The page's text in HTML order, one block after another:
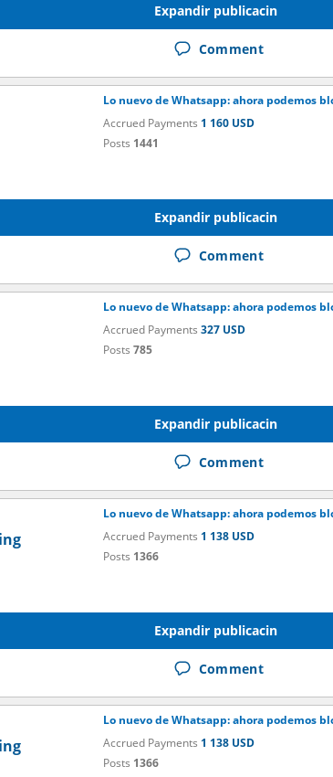
Expandir publicacin
Comment
Lo nuevo de Whatsapp: ahora podemos
Accrued Payments 1 160 USD
Posts 1441
Expandir publicacin
Comment
Lo nuevo de Whatsapp: ahora podemos
Accrued Payments 327 USD
Posts 785
Expandir publicacin
Comment
Lo nuevo de Whatsapp: ahora podemos
Accrued Payments 1 138 USD
Posts 1366
Expandir publicacin
Comment
Lo nuevo de Whatsapp: ahora podemos
Accrued Payments 1 138 USD
Posts 1366